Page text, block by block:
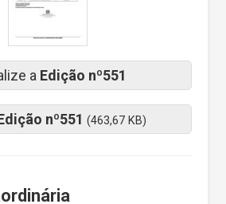
a Edição nº551
nº551 (463,67 KB)